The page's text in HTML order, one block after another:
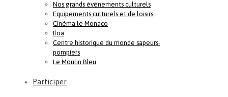
Nos grands événements culturels
Equipements culturels et de loisirs
Cinéma le Monaco
Iloa
Centre historique du monde sapeurs-
pompiers
Le Moulin Bleu
Participer